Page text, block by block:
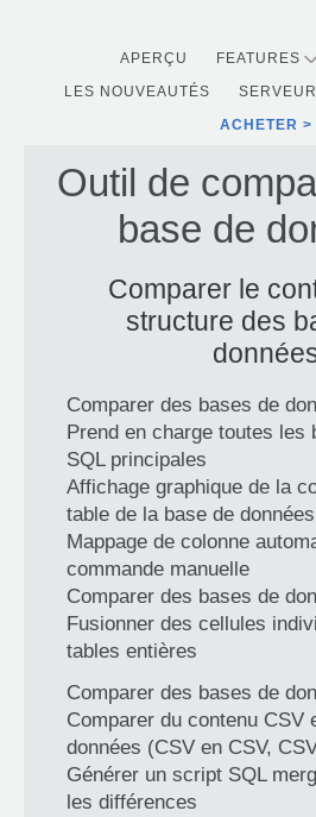
APERÇU FEATURES
LES NOUVEAUTÉS
SERVEUR
ACHETER
Outil de
base de
Comparer le
structure des
Comparer des bases de
Prend en charge toutes les
SQL principales
Affichage graphique de la
table de la base de données
Mappage de colonne
commande manuelle
Comparer des bases de
Fusionner des cellules
tables entières
Comparer des bases de
Comparer du contenu CSV
données (CSV en CSV,
Générer un script SQL
les différences